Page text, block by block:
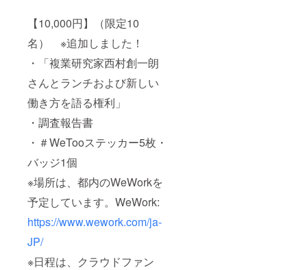
【10,000円】（限定10
名） ※追加しました！
・「複業研究家西村創一朗
さんとランチおよび新しい
働き方を語る権利」
・調査報告書
・＃WeTooステッカー5枚・
バッジ1個
※場所は、都内のWeWorkを
予定しています。WeWork:
https://www.wework.com/ja-
JP/
※日程は、クラウドファン